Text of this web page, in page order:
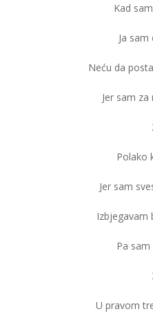
Kad
Ja sam
Neću da
Jer sam za
Polako
Jer sam
Izbjegavam
Pa
U pravom